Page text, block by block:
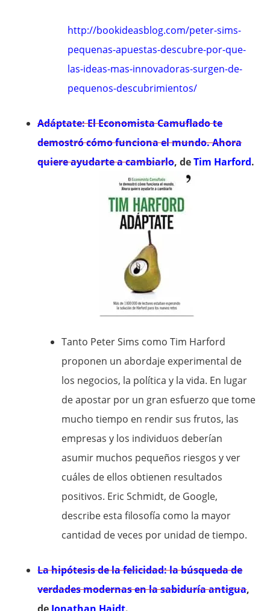
http://bookideasblog.com/peter-sims-
pequenas-apuestas-descubre-por-que-
las-ideas-mas-innovadoras-surgen-de-
pequenos-descubrimientos/
Adáptate: El Economista Camuflado te
demostró cómo funciona el mundo. Ahora
quiere ayudarte a cambiarlo, deTim Harford.
Tanto Peter Sims como Tim Harford
proponen un abordaje experimental de
los negocios, la política y la vida. En lugar
de apostar por un gran esfuerzo que tome
mucho tiempo en rendir sus frutos, las
empresas y los individuos deberían
asumir muchos pequeños riesgos y ver
cuáles de ellos obtienen resultados
positivos. Eric Schmidt, de Google,
describe esta filosofía como la mayor
cantidad de veces por unidad de tiempo.
La hipótesis de la felicidad: la búsqueda de
verdades modernas en la sabiduría antigua,